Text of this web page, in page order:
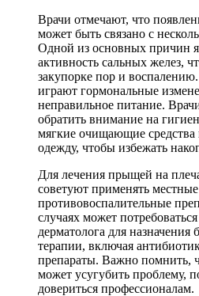
Врачи отмечают, что
может быть связано с
Одной из основных причин
активность сальных желез,
закупорке пор и
играют гормональные
неправильное питание.
обратить внимание на
мягкие очищающие средства
одежду, чтобы избежать
Для лечения прыщей на
советуют применять
противовоспалительные
случаях может
дерматолога для назначения
терапии, включая
препараты. Важно помнить,
может усугубить проблему,
довериться профессионалам.